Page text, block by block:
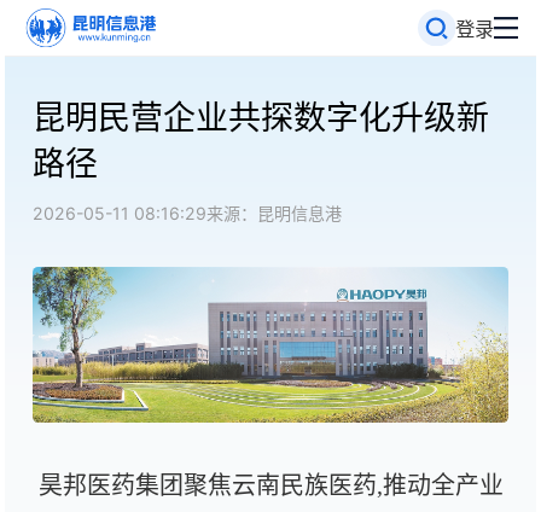
登录
昆明民营企业共探数字化升级新
路径
2026-05-11 08:16:29来源：昆明信息港
昊邦医药集团聚焦云南民族医药,推动全产业